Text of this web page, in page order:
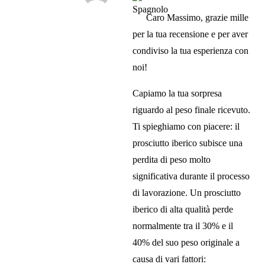
Caro Massimo, grazie mille
per la tua recensione e per aver
condiviso la tua esperienza con
noi!
Capiamo la tua sorpresa
riguardo al peso finale ricevuto.
Ti spieghiamo con piacere: il
prosciutto iberico subisce una
perdita di peso molto
significativa durante il processo
di lavorazione. Un prosciutto
iberico di alta qualità perde
normalmente tra il 30% e il
40% del suo peso originale a
causa di vari fattori: